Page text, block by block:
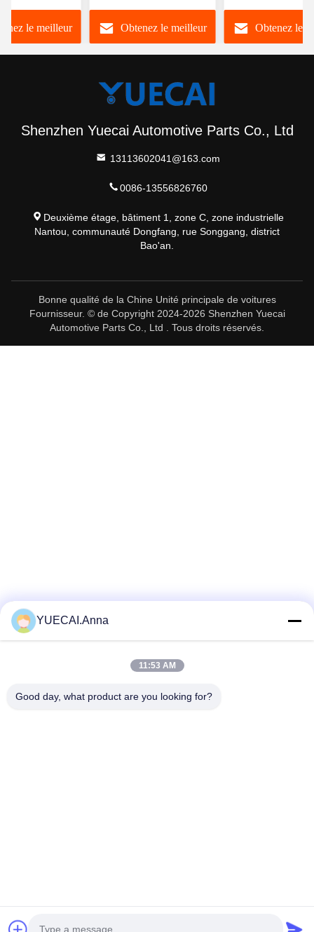
Android
le meilleur
Benz avec système
GPS radio audio
Obtenez le meilleur
Chrysler /
Jeep Obtenez le
Shenzhen Yuecai Automotive Parts Co., Ltd
13113602041@163.com
0086-13556826760
Deuxième étage, bâtiment 1, zone C, zone industrielle
Nantou, communauté Dongfang, rue Songgang, district
Bao'an.
Bonne qualité de la Chine Unité principale de voitures
Fournisseur. © de Copyright 2024-2026 Shenzhen Yuecai
Automotive Parts Co., Ltd . Tous droits réservés.
YUECAI.Anna
11:53 AM
Good day, what product are you looking for?